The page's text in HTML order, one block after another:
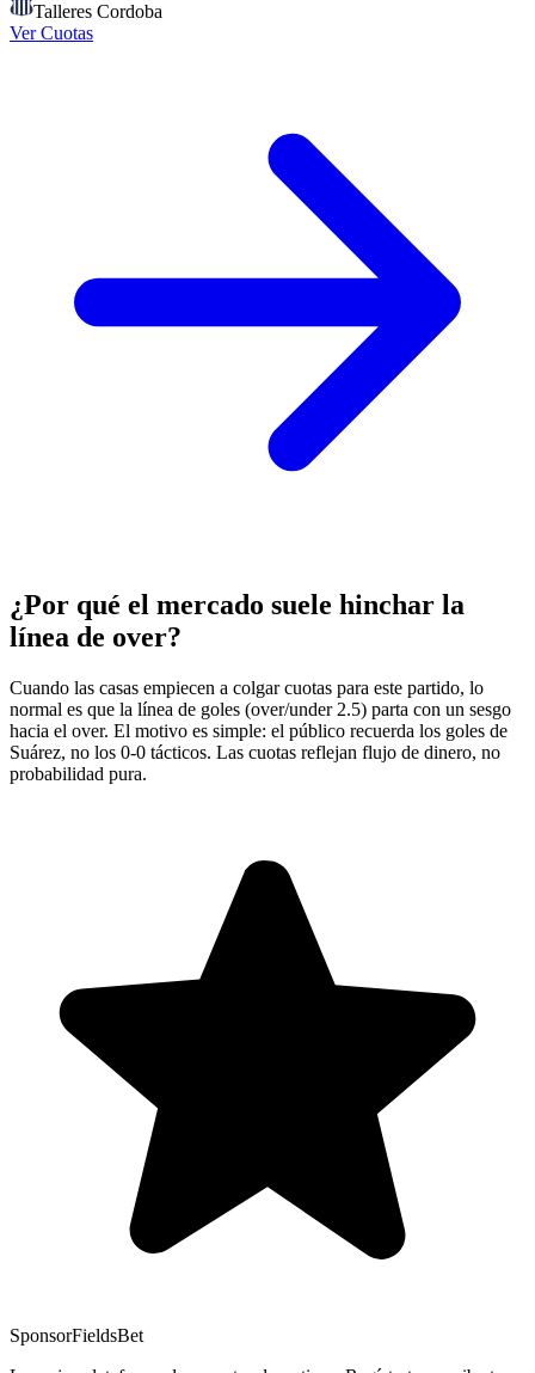
Talleres Cordoba
Ver Cuotas
¿Por qué el mercado suele hinchar la
línea de over?
Cuando las casas empiecen a colgar cuotas para este partido, lo
normal es que la línea de goles (over/under 2.5) parta con un sesgo
hacia el over. El motivo es simple: el público recuerda los goles de
Suárez, no los 0-0 tácticos. Las cuotas reflejan flujo de dinero, no
probabilidad pura.
SponsorFieldsBet